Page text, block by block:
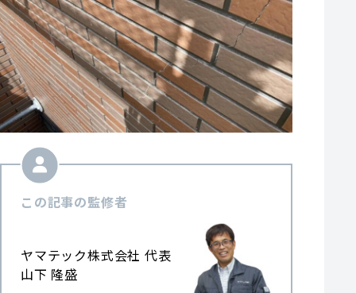
この記事の監修者
ヤマテック株式会社 代表
山下 隆盛